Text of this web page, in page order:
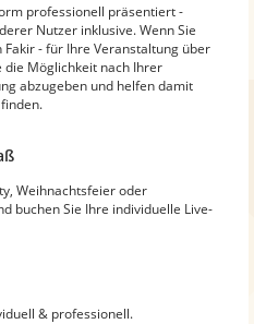
professionell präsentiert -
Nutzer inklusive. Wenn Sie
- für Ihre Veranstaltung über
die Möglichkeit nach Ihrer
abzugeben und helfen damit
Weihnachtsfeier oder
buchen Sie Ihre individuelle Live-
& professionell.